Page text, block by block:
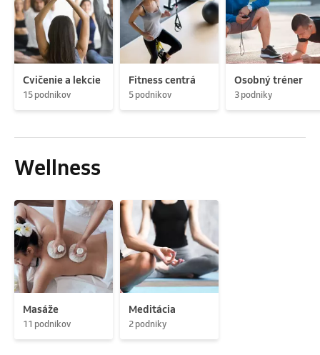
Cvičenie a lekcie
15 podnikov
Fitness centrá
5 podnikov
Osobný tréner
3 podniky
Wellness
Masáže
11 podnikov
Meditácia
2 podniky